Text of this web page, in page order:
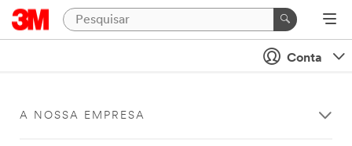
Conta
A NOSSA EMPRESA